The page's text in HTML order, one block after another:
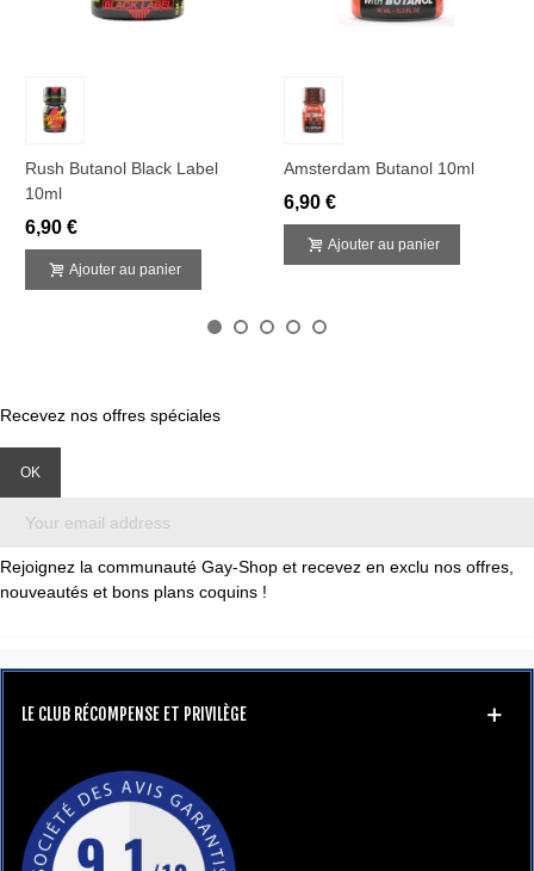
Rush Butanol Black Label
10ml
6,90 €
Ajouter au panier
Amsterdam Butanol 10ml
6,90 €
Ajouter au panier
Recevez nos offres spéciales
Rejoignez la communauté Gay-Shop et recevez en exclu nos offres,
nouveautés et bons plans coquins !
LE CLUB RÉCOMPENSE ET PRIVILÈGE